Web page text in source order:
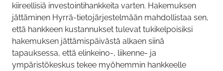
kiireellisiä investointihankkeita varten. Hakemuksen
jättäminen Hyrrä-tietojärjestelmään mahdollistaa sen,
että hankkeen kustannukset tulevat tukikelpoisiksi
hakemuksen jättämispäivästä alkaen siinä
tapauksessa, että elinkeino-, liikenne- ja
ympäristökeskus tekee myöhemmin hankkeelle